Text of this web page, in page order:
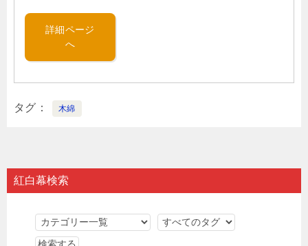
詳細ページ
へ
タグ 木綿
紅白幕検索